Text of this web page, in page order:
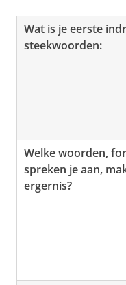
Wat is je eerste
steekwoorden:
Welke woorden,
spreken je aan,
ergernis?